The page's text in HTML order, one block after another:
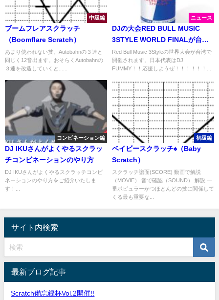
中級編
ブームフレアスクラッチ
（Boomflare Scratch）
あまり使われない技。Autobahnの３連と
同じく12音出ます。おそらくAutobahnの
３連を改造していくと......
ニュース
DJの大会RED BULL MUSIC
3STYLE WORLD FINALが台湾
で開催！
Red Bull Music 3Styleの世界大会が台湾で
開催されます。日本代表はDJ
FUMMY！！応援しようぜ！！！！！！...
コンビネーション編
DJ IKUさんがよくやるスクラッ
チコンビネーションのやり方
DJ IKUさんがよくやるスクラッチコンビ
ネーションのやり方をご紹介いたしま
す！...
初級編
ベイビースクラッチ♠（Baby
Scratch）
スクラッチ譜面(SCORE) 動画で解説
（MOVIE） 音で確認（SOUND） 解説 一
番ポピュラーかつほとんどの技に関係して
くる最も重要な...
サイト内検索
最新ブログ記事
Scratch備忘録杯Vol.2開催!!